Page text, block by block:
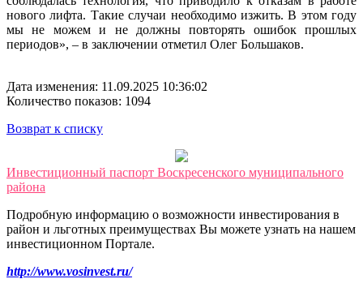
нового лифта. Такие случаи необходимо изжить. В этом году
мы не можем и не должны повторять ошибок прошлых
периодов», – в заключении отметил Олег Большаков.
Дата изменения: 11.09.2025 10:36:02
Количество показов: 1094
Возврат к списку
Инвестиционный паспорт Воскресенского муниципального
района
Подробную информацию о возможности инвестирования в
район и льготных преимуществах Вы можете узнать на нашем
инвестиционном Портале.
http://www.vosinvest.ru/